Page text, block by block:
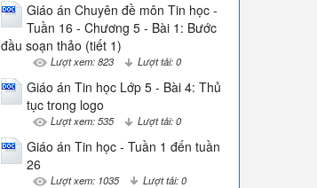
Giáo án Chuyên đề môn Tin học -
Tuần 16 - Chương 5 - Bài 1: Bước
đầu soạn thảo (tiết 1)
Lượt xem: 823 Lượt tải: 0
Giáo án Tin học Lớp 5 - Bài 4: Thủ
tục trong logo
Lượt xem: 535 Lượt tải: 0
Giáo án Tin học - Tuần 1 đến tuần
26
Lượt xem: 1035 Lượt tải: 0